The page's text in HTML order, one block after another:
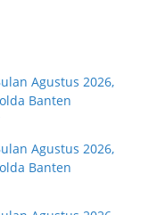
Agustus 2026,
Banten
Agustus 2026,
Banten